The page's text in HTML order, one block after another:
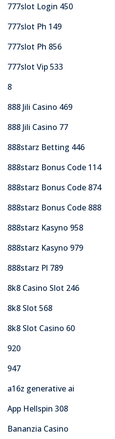
777slot Login 450
777slot Ph 149
777slot Ph 856
777slot Vip 533
8
888 Jili Casino 469
888 Jili Casino 77
888starz Betting 446
888starz Bonus Code 114
888starz Bonus Code 874
888starz Bonus Code 888
888starz Kasyno 958
888starz Kasyno 979
888starz Pl 789
8k8 Casino Slot 246
8k8 Slot 568
8k8 Slot Casino 60
920
947
a16z generative ai
App Hellspin 308
Bananzia Casino